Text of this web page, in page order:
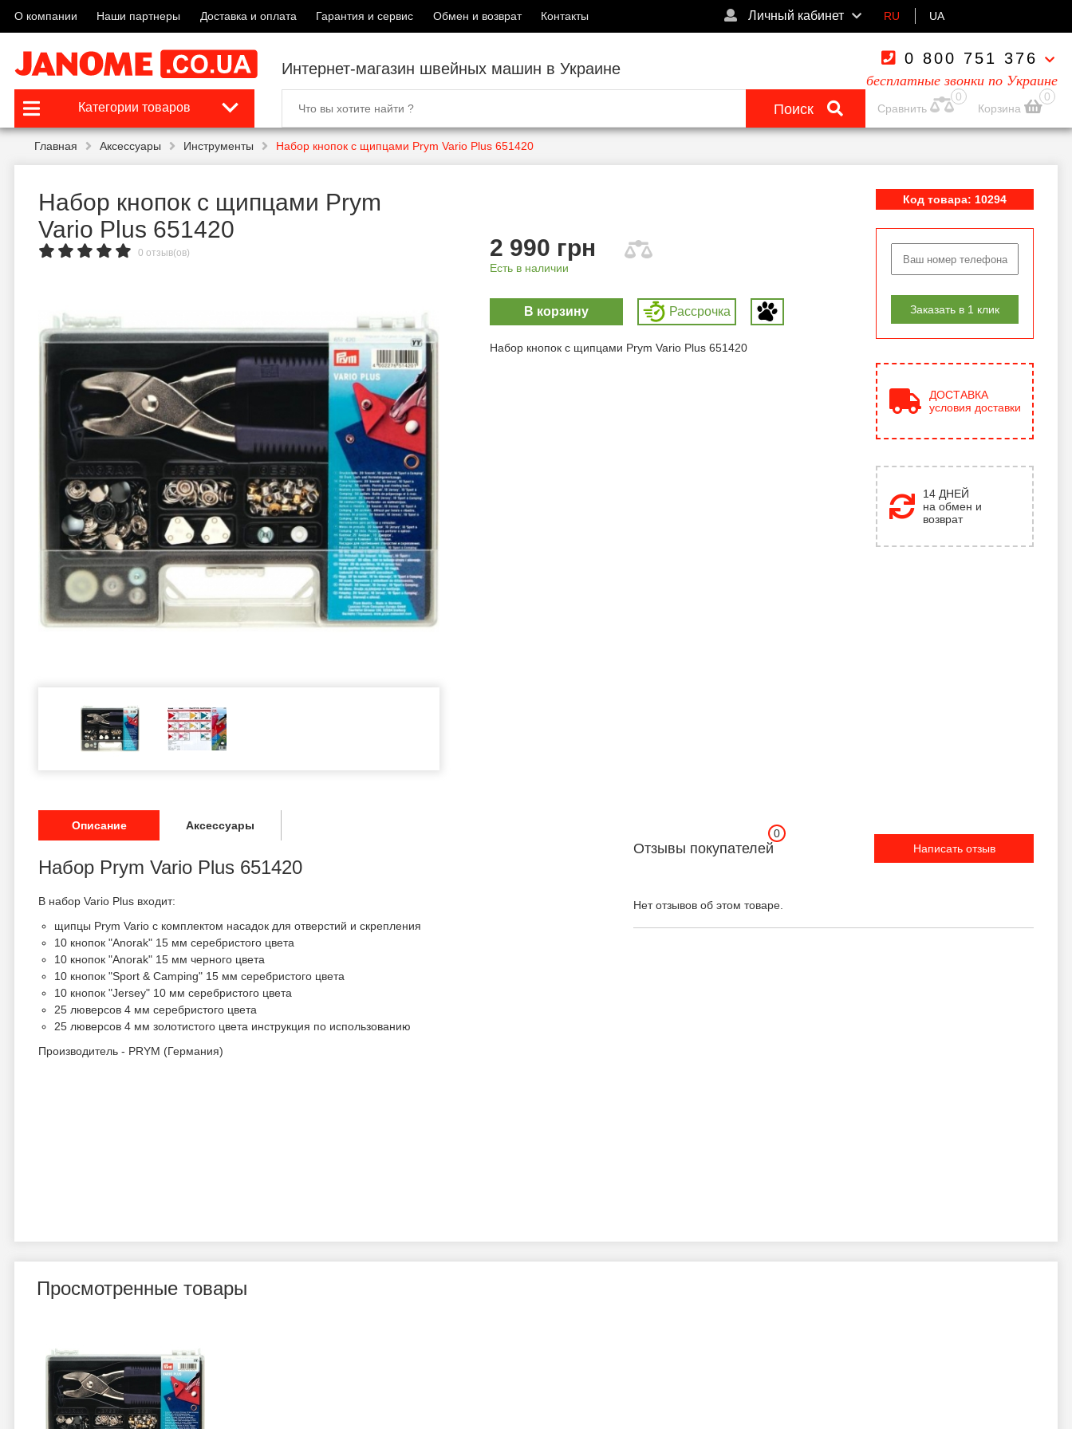
О компании Наши партнеры Доставка и оплата Гарантия и сервис Обмен и возврат Контакты Личный кабинет RU UA
Интернет-магазин швейных машин в Украине
0 800 751 376
бесплатные звонки по Украине
Категории товаров Поиск
0
Сравнить
0
Корзина
Главная Аксессуары Инструменты Набор кнопок с щипцами Prym Vario Plus 651420
Набор кнопок с щипцами Prym
Vario Plus 651420
0 отзыв(ов) 2 990 грн
Есть в наличии
В корзину Рассрочка
Набор кнопок с щипцами Prym Vario Plus 651420
Код товара: 10294
Заказать в 1 клик
ДОСТАВКА
условия доставки
14 ДНЕЙ
на обмен и
возврат
Описание Аксессуары
Набор Prym Vario Plus 651420
В набор Vario Plus входит:
щипцы Prym Vario с комплектом насадок для отверстий и скрепления
10 кнопок "Anorak" 15 мм серебристого цвета
10 кнопок "Anorak" 15 мм черного цвета
10 кнопок "Sport & Camping" 15 мм серебристого цвета
10 кнопок "Jersey" 10 мм серебристого цвета
25 люверсов 4 мм серебристого цвета
25 люверсов 4 мм золотистого цвета инструкция по использованию
Производитель - PRYM (Германия)
Отзывы покупателей
0
Написать отзыв
Нет отзывов об этом товаре.
Просмотренные товары